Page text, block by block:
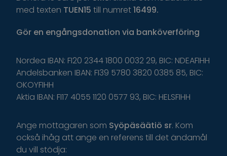
med texten TUEN15 till numret16499.
Gör en engångsdonation via banköverföring
Nordea IBAN: FI20 2344 1800 0032 29, BIC: NDEAFIHH
Andelsbanken IBAN: FI39 5780 3820 0385 85, BIC:
OKOYFIHH
Aktia IBAN: FI17 4055 1120 0577 93, BIC: HELSFIHH
Ange mottagaren som Syöpäsäätiö sr. Kom
också ihåg att ange en referens till det ändamål
du vill stödja: